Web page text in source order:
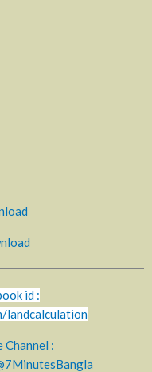
id :
landcalculation
: